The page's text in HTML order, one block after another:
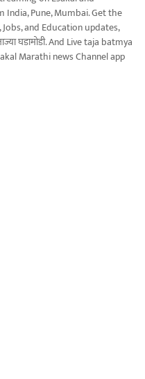
India, Pune, Mumbai. Get the
and Education updates,
घडामोडी. And Live taja batmya
Marathi news Channel app